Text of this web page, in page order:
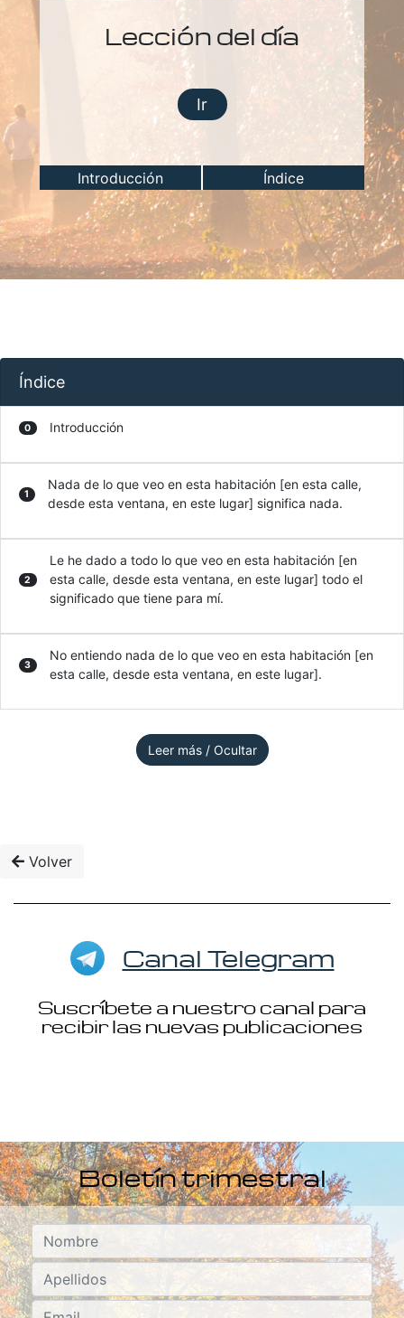
Lección del día
Ir
Introducción Índice
Índice
0 Introducción
1
Nada de lo que veo en esta habitación [en esta calle,
desde esta ventana, en este lugar] significa nada.
2
Le he dado a todo lo que veo en esta habitación [en
esta calle, desde esta ventana, en este lugar] todo el
significado que tiene para mí.
3
No entiendo nada de lo que veo en esta habitación [en
esta calle, desde esta ventana, en este lugar].
Leer más / Ocultar
Volver
Canal Telegram
Suscríbete a nuestro canal para
recibir las nuevas publicaciones
Boletín trimestral